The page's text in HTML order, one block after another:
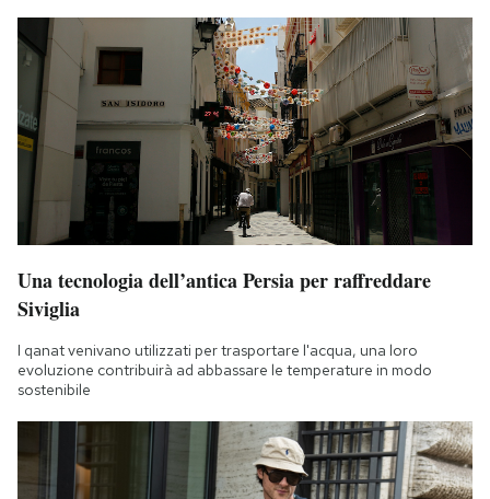
SHOP
CALENDARIO
AREA PERSONALE
Area Personale
Notifiche mobile
Regala il Post
Esci
Una tecnologia dell’antica Persia per raffreddare
Siviglia
I qanat venivano utilizzati per trasportare l'acqua, una loro
evoluzione contribuirà ad abbassare le temperature in modo
sostenibile